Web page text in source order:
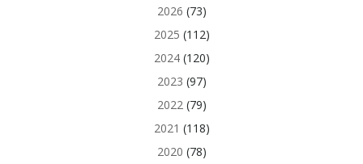
2026 (73)
2025 (112)
2024(120)
2023 (97)
2022(79)
2021 (118)
2020 (78)